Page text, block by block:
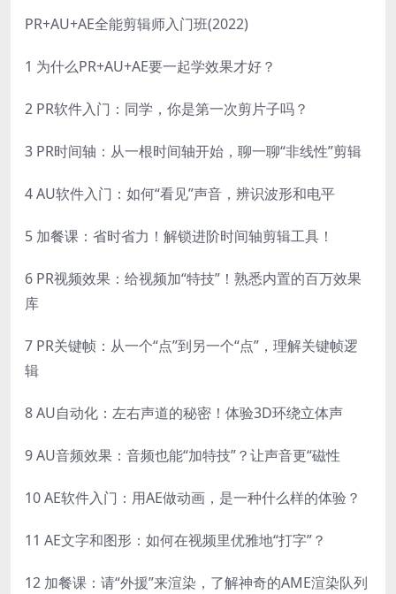
PR+AU+AE全能剪辑师入门班(2022)
1 为什么PR+AU+AE要一起学效果才好？
2 PR软件入门：同学，你是第一次剪片子吗？
3 PR时间轴：从一根时间轴开始，聊一聊“非线性”剪辑
4 AU软件入门：如何“看见”声音，辨识波形和电平
5 加餐课：省时省力！解锁进阶时间轴剪辑工具！
6 PR视频效果：给视频加“特技”！熟悉内置的百万效果
库
7 PR关键帧：从一个“点”到另一个“点”，理解关键帧逻
辑
8 AU自动化：左右声道的秘密！体验3D环绕立体声
9 AU音频效果：音频也能“加特技”？让声音更“磁性
10 AE软件入门：用AE做动画，是一种什么样的体验？
11 AE文字和图形：如何在视频里优雅地“打字”？
12 加餐课：请“外援”来渲染，了解神奇的AME渲染队列